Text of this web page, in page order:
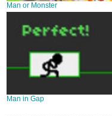
Man or Monster
Man in Gap